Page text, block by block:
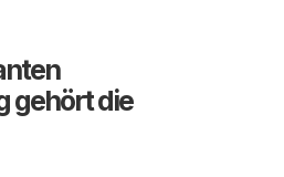
gehört die